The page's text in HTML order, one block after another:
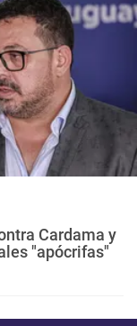
Cardama y
"apócrifas"